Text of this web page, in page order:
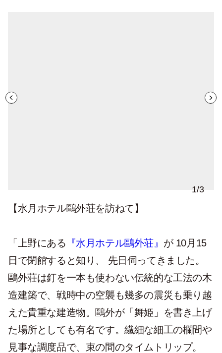
1/3
【水月ホテル鷗外荘を訪ねて】
「上野にある 『水月ホテル鷗外荘』 が 10月15
日で閉館すると知り、 先日伺ってきました。
鷗外荘は釘を一本も使わない伝統的な工法の木
造建築で、戦時中の空襲も幾多の震災も乗り越
えた貴重な建造物。鷗外が「舞姫」を書き上げ
た場所としても有名です。繊細な細工の欄間や
見事な調度品で、束の間のタイムトリップ。